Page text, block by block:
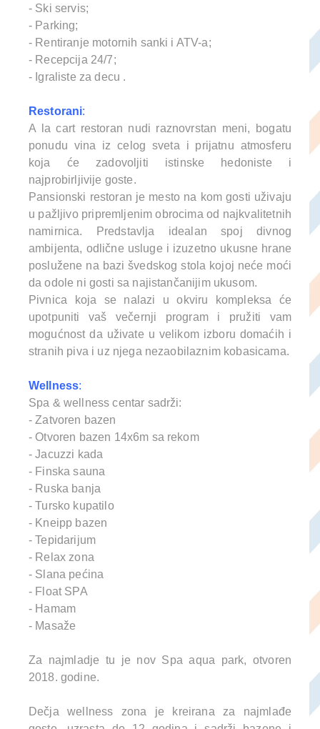
- Ski servis;
- Parking;
- Rentiranje motornih sanki i ATV-a;
- Recepcija 24/7;
- Igraliste za decu .
Restorani:
A la cart restoran nudi raznovrstan meni, bogatu
ponudu vina iz celog sveta i prijatnu atmosferu
koja će zadovoljiti istinske hedoniste i
najprobirljivije goste.
Pansionski restoran je mesto na kom gosti uživaju
u pažljivo pripremljenim obrocima od najkvalitetnih
namirnica. Predstavlja idealan spoj divnog
ambijenta, odlične usluge i izuzetno ukusne hrane
poslužene na bazi švedskog stola kojoj neće moći
da odole ni gosti sa najistančanijim ukusom.
Pivnica koja se nalazi u okviru kompleksa će
upotpuniti vaš večernji program i pružiti vam
mogućnost da uživate u velikom izboru domaćih i
stranih piva i uz njega nezaobilaznim kobasicama.
Wellness:
Spa & wellness centar sadrži:
- Zatvoren bazen
- Otvoren bazen 14x6m sa rekom
- Jacuzzi kada
- Finska sauna
- Ruska banja
- Tursko kupatilo
- Kneipp bazen
- Tepidarijum
- Relax zona
- Slana pećina
- Float SPA
- Hamam
- Masaže
Za najmladje tu je nov Spa aqua park, otvoren
2018. godine.
Dečja wellness zona je kreirana za najmlađe